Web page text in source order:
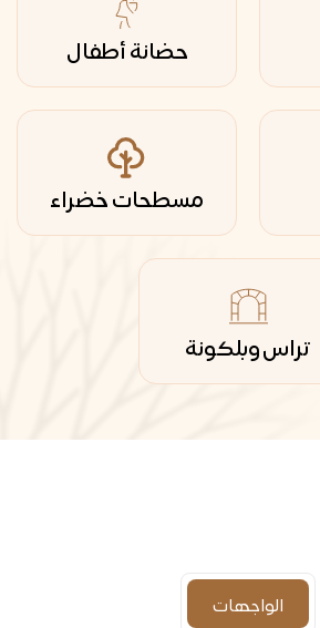
حضانة أطفال
مسطحات خضراء
تراس وبلكونة
الواجهات